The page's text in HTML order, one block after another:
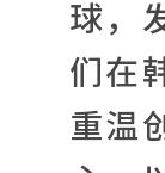
球，
们在
重温